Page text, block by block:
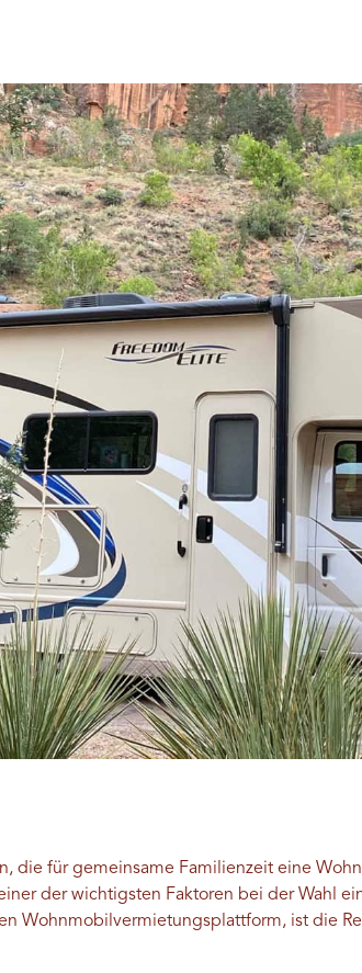
die für gemeinsame Familienzeit eine
der wichtigsten Faktoren bei der Wahl
Wohnmobilvermietungsplattform, ist die